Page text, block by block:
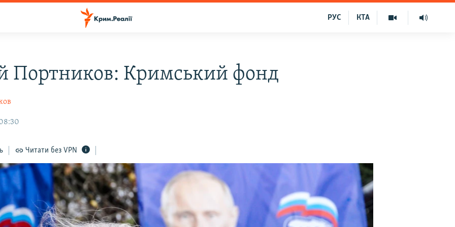
КТА
РУС
Портников: Кримський фонд
Читати без VPN